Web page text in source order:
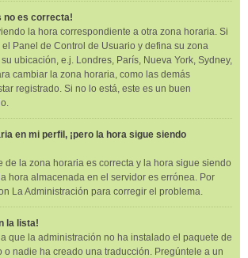
no es correcta!
la hora correspondiente a otra zona horaria. Si
Panel de Control de Usuario y defina su zona
ubicación, e.j. Londres, París, Nueva York, Sydney,
cambiar la zona horaria, como las demás
registrado. Si no lo está, este es un buen
en mi perfil, ¡pero la hora sigue siendo
de la zona horaria es correcta y la hora sigue siendo
hora almacenada en el servidor es errónea. Por
La Administración para corregir el problema.
la lista!
que la administración no ha instalado el paquete de
o nadie ha creado una traducción. Pregúntele a un